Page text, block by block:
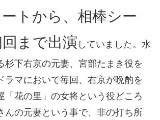
トから、相棒シー
まで出演 していました。水
杉下右京の元妻、宮部たまき役を
ラマにおいて毎回、右京が晩酌を
「花の里」の女将という役どころ
んの元妻という事で、非の打ち所